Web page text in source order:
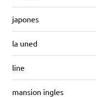
japones
la uned
line
mansion ingles